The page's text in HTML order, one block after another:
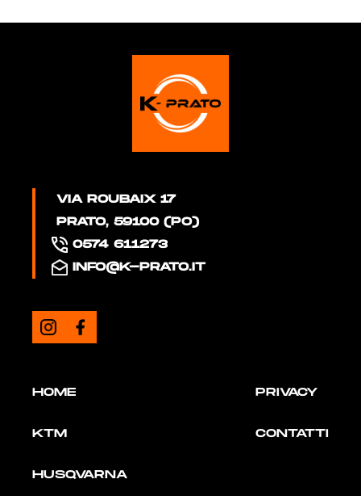
HOME
KTM
HUSQVARNA
PRIVACY
CONTATTI
VIA ROUBAIX 17
PRATO, 59100 (PO)
0574 611273
INFO@K-PRATO.IT